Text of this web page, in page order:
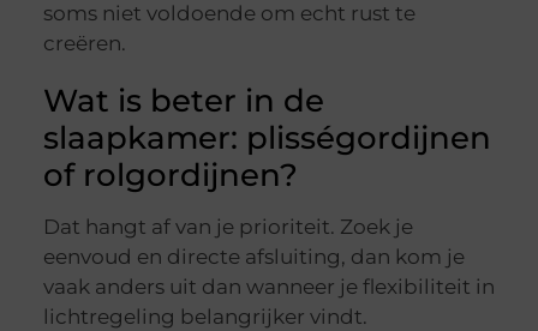
soms niet voldoende om echt rust te
creëren.
Wat is beter in de
slaapkamer: plisségordijnen
of rolgordijnen?
Dat hangt af van je prioriteit. Zoek je
eenvoud en directe afsluiting, dan kom je
vaak anders uit dan wanneer je flexibiliteit in
lichtregeling belangrijker vindt.